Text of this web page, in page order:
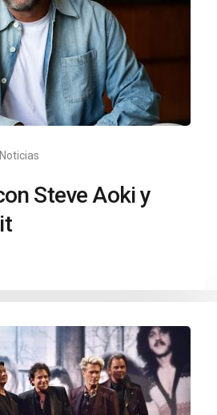
Noticias
Steve Aoki y